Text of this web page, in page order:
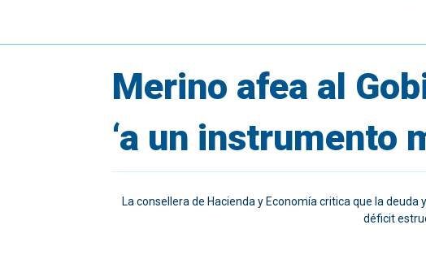
Merino afea al
‘a un instrumento
La consellera de Hacienda y Economía critica que la
déficit